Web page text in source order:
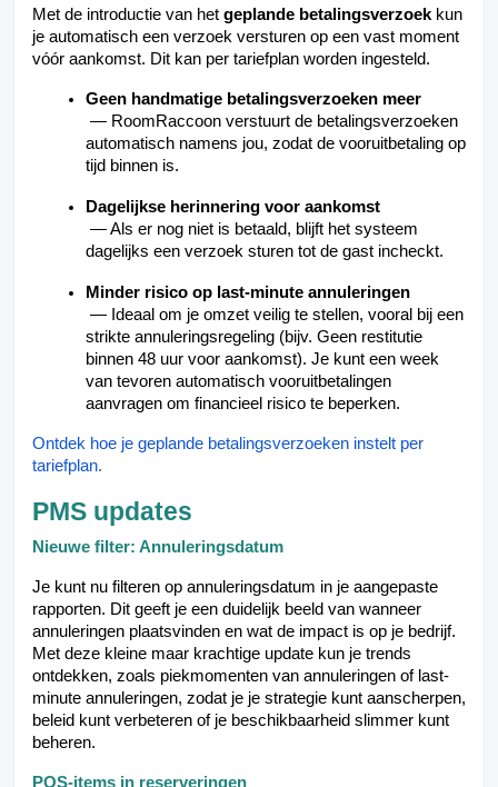
Met de introductie van het geplande betalingsverzoekkun
je automatisch een verzoek versturen op een vast moment
vóór aankomst. Dit kan per tariefplan worden ingesteld.
Geen handmatige betalingsverzoeken meer
— RoomRaccoon verstuurt de betalingsverzoeken
automatisch namens jou, zodat de vooruitbetaling op
tijd binnen is.
Dagelijkse herinnering voor aankomst
— Als er nog niet is betaald, blijft het systeem
dagelijks een verzoek sturen tot de gast incheckt.
Minder risico op last-minute annuleringen
— Ideaal om je omzet veilig te stellen, vooral bij een
strikte annuleringsregeling (bijv. Geen restitutie
binnen 48 uur voor aankomst). Je kunt een week
van tevoren automatisch vooruitbetalingen
aanvragen om financieel risico te beperken.
Ontdek hoe je geplande betalingsverzoeken instelt per
tariefplan.
PMS updates
Nieuwe filter: Annuleringsdatum
Je kunt nu filteren op annuleringsdatum in je aangepaste
rapporten. Dit geeft je een duidelijk beeld van wanneer
annuleringen plaatsvinden en wat de impact is op je bedrijf.
Met deze kleine maar krachtige update kun je trends
ontdekken, zoals piekmomenten van annuleringen of last-
minute annuleringen, zodat je je strategie kunt aanscherpen,
beleid kunt verbeteren of je beschikbaarheid slimmer kunt
beheren.
POS-items in reserveringen